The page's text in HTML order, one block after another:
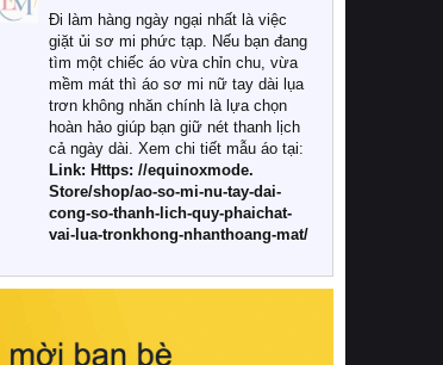
đình? Hãy cùng chúng tôi đi tìm lời
giải đáp chi tiết qua bài viết dưới đây.
1. Tại sao các gia đình hiện đại lại ưa
chuộng chăn ga gối đệm cao cấp?
Khác với các dòng sản phẩm thông
thường, những bộ chăn ga gối đệm
cao cấp trải qua quy trình sản xuất
nghiêm ngặt từ khâu chọn lọc nguyên
liệu tự nhiên đến công nghệ dệt
nhuộm hiện đại không chứa hóa chất
này, bạn sẽ cảm nhận rõ rệt sự khác
hồi chuẩn xác của phần đệm nâng đỡ
Đi làm hàng ngày ngại nhất là việc
giặt ủi sơ mi phức tạp. Nếu bạn đang
tìm một chiếc áo vừa chỉn chu, vừa
mềm mát thì áo sơ mi nữ tay dài lụa
trơn không nhăn chính là lựa chọn
hoàn hảo giúp bạn giữ nét thanh lịch
cả ngày dài. Xem chi tiết mẫu áo tại:
Link: Https: //equinoxmode.
Store/shop/ao-so-mi-nu-tay-dai-
cong-so-thanh-lich-quy-phaichat-
vai-lua-tronkhong-nhanthoang-mat/